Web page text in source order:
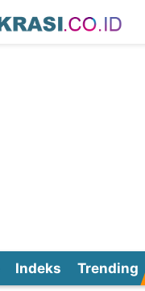
Indeks Trending